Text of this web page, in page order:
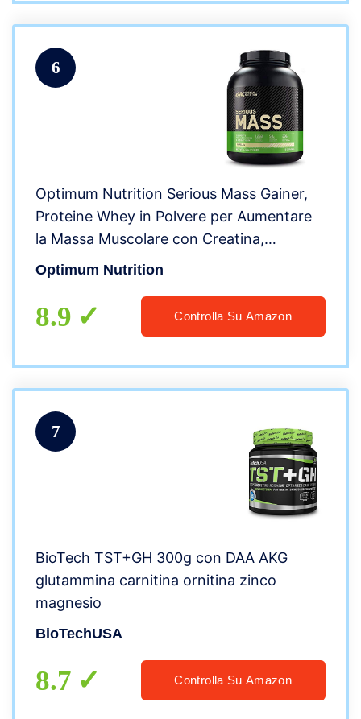
6
Optimum Nutrition Serious Mass Gainer,
Proteine Whey in Polvere per Aumentare
la Massa Muscolare con Creatina,
Glutammina e Vitamine, Vaniglia, 8
Variare
Optimum Nutrition
8.9 Controlla Su Amazon
7
BioTech TST+GH 300g con DAA AKG
glutammina carnitina ornitina zinco
magnesio
BioTechUSA
8.7 Controlla Su Amazon